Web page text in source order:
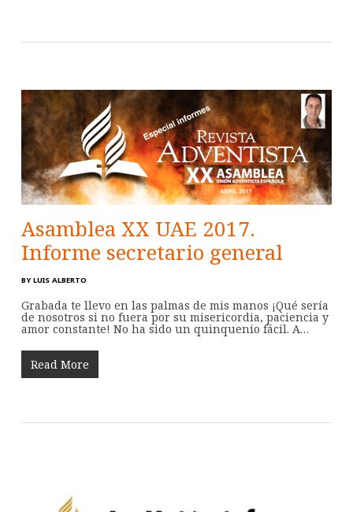
Asamblea XX UAE 2017.
Informe secretario general
BY LUIS ALBERTO
Grabada te llevo en las palmas de mis manos ¡Qué sería
de nosotros si no fuera por su misericordia, paciencia y
amor constante! No ha sido un quinquenio fácil. A…
Read More